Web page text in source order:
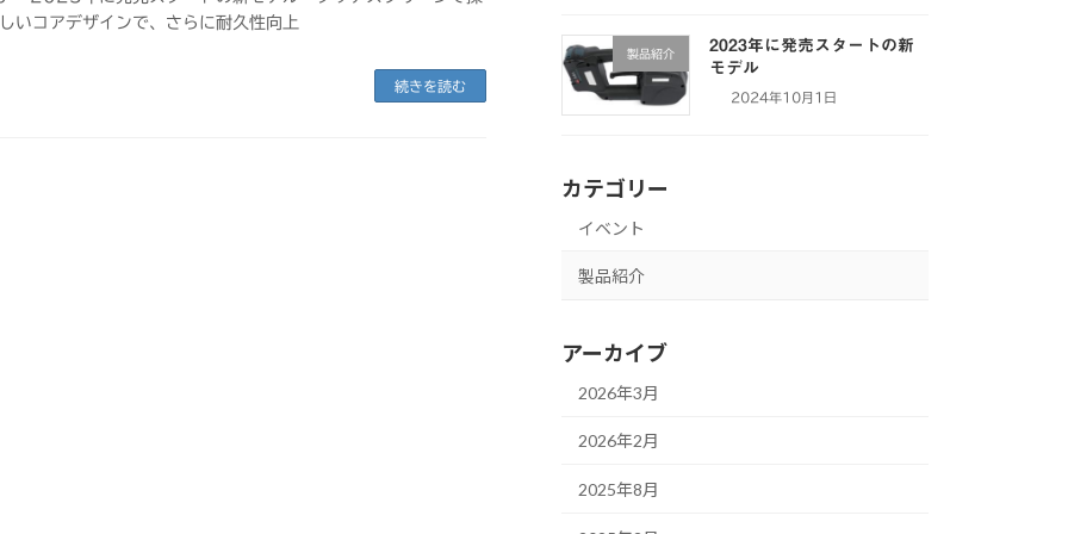
いコアデザインで、さらに耐久性向上
続きを読む
製品紹介
2023年に発売スタートの新
モデル
2024年10月1日
カテゴリー
イベント
製品紹介
アーカイブ
2026年3月
2026年2月
2025年8月